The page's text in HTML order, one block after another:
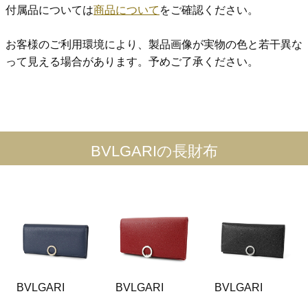
付属品については商品について をご確認ください。
お客様のご利用環境により、製品画像が実物の色と若干異な
って見える場合があります。予めご了承ください。
BVLGARIの長財布
BVLGARI BVLGARI BVLGARI